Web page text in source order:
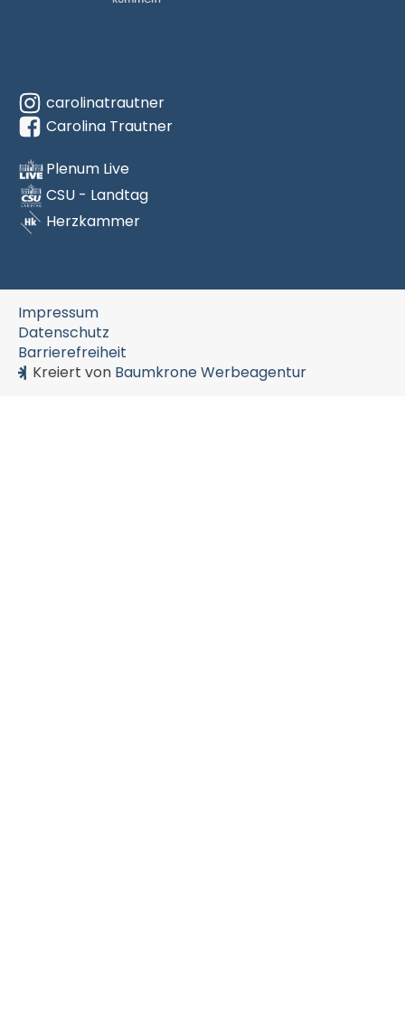
carolinatrautner
Carolina Trautner
Plenum Live
CSU - Landtag
Herzkammer
Kreiert von Baumkrone Werbeagentur
Impressum
Datenschutz
Barrierefreiheit